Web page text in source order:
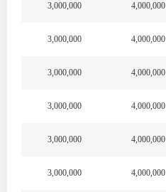
4,000,000
3,000,000
4,000,000
3,000,000
4,000,000
3,000,000
4,000,000
3,000,000
4,000,000
3,000,000
4,000,000
3,000,000